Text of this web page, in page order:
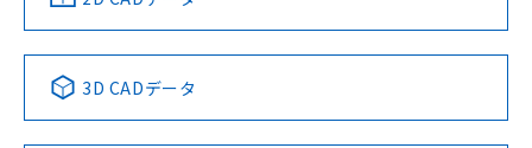
Pb Hg Cd Cr(VI)
3D CADデータ